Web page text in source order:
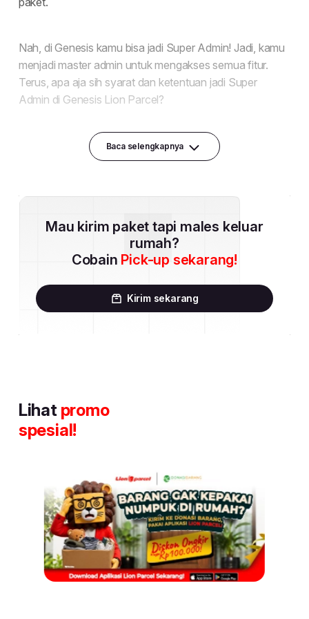
Baca selengkapnya
Mau kirim paket tapi males keluar
rumah?
Cobain Pick-up sekarang!
Kirim sekarang
Lihat promo
spesial!